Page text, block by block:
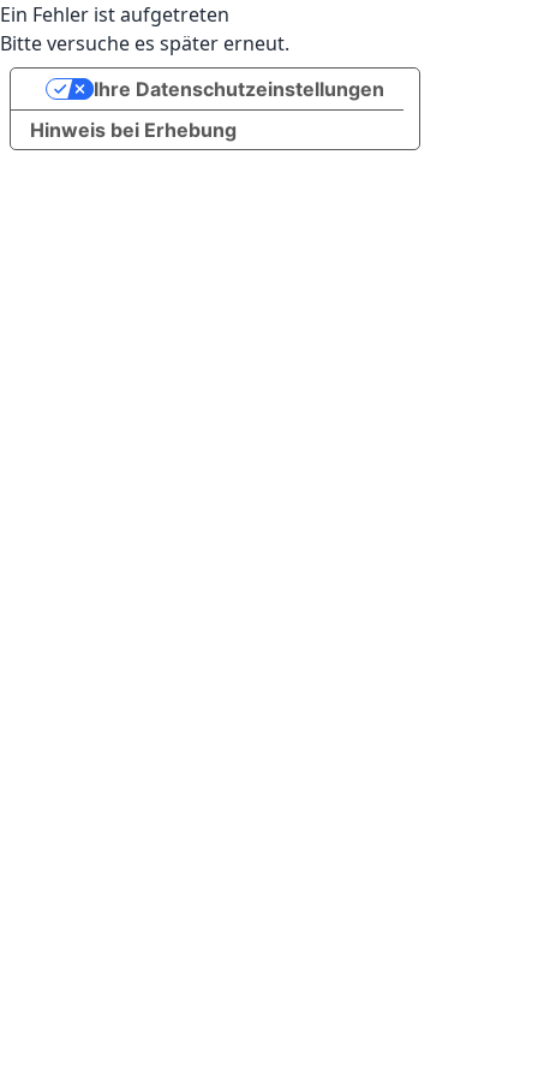
Ein Fehler ist aufgetreten
Bitte versuche es später erneut.
Hinweis bei Erhebung
Ihre Datenschutzeinstellungen